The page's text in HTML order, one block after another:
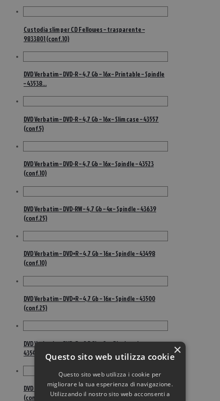
Custodia slim per CD Fellowes – trasparente –
9833801 (conf.10)
DVD Verbatim – DVD-R – 4,7 Gb – 16x – Printable – Spindle
– 43538…
DVD Verbatim – DVD-R – 4,7 Gb – 16x – Slim case – 43557
(conf.5)
DVD Verbatim – DVD-R – 4,7 Gb – 16x – Spindle – 43523
(conf.10)
DVD Verbatim – DVD-RW – 4,7 Gb – 4x – Spindle – 43639
(conf.25)
DVD Verbatim – DVD+R – 4,7 Gb – 16x – Spindle – 43498
(conf.10)
DVD Verbatim – DVD+R – 4,7 Gb – 16x – Spindle – 43500
(conf.25)
DVD Verbatim – DVD+R – 8,5 Gb – 8x – DL – Jewel case –
43541 (conf.5)
DVD Verbatim – DVD+R – 8,5 Gb – 8x – DL – Spindle – 43666
(conf.10)
×
Questo sito web utilizza cookie
Questo sito web utilizza i cookie per
migliorare la tua esperienza di navigazione.
Utilizzando il nostro sito web acconsenti a